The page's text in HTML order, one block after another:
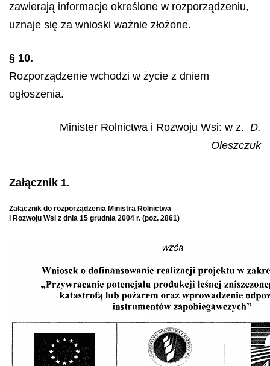
zawierają informacje określone w rozporządzeniu,
uznaje się za wnioski ważnie złożone.
§ 10.
Rozporządzenie wchodzi w życie z dniem
ogłoszenia.
Minister Rolnictwa i Rozwoju Wsi: w z. D.
Oleszczuk
Załącznik 1.
Załącznik do rozporządzenia Ministra Rolnictwa
i Rozwoju Wsi z dnia 15 grudnia 2004 r. (poz. 2861)